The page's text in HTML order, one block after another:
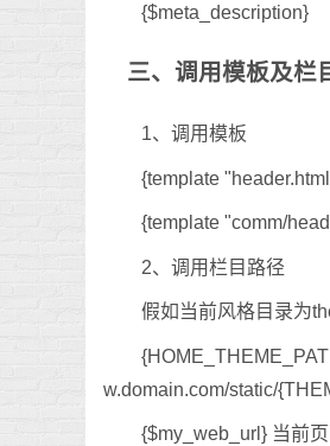
{$meta_description}
三、调用模板及栏
1、调用模板
{template
{template "comm/
2、调用栏目路径
假如当前风格目录为
w.domain.com/static/
{$my_web_url} 当前